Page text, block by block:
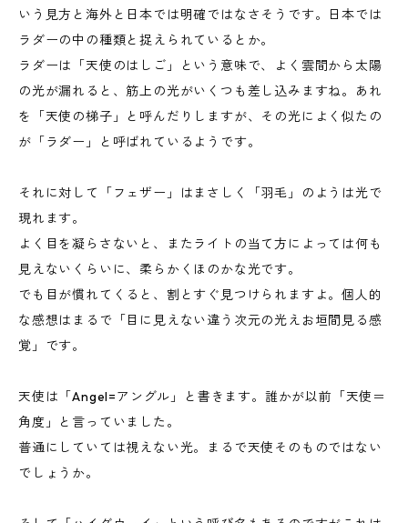
いう見方と海外と日本では明確ではなさそうです。日本では
ラダーの中の種類と捉えられているとか。
ラダーは「天使のはしご」という意味で、よく雲間から太陽
の光が漏れると、筋上の光がいくつも差し込みますね。あれ
を「天使の梯子」と呼んだりしますが、その光によく似たの
が「ラダー」と呼ばれているようです。
それに対して「フェザー」はまさしく「羽毛」のようは光で
現れます。
よく目を凝らさないと、またライトの当て方によっては何も
見えないくらいに、柔らかくほのかな光です。
でも目が慣れてくると、割とすぐ見つけられますよ。個人的
な感想はまるで「目に見えない違う次元の光えお垣間見る感
覚」です。
天使は「Angel=アングル」と書きます。誰かが以前「天使＝
角度」と言っていました。
普通にしていては視えない光。まるで天使そのものではない
でしょうか。